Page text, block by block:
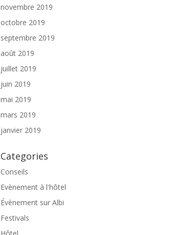
novembre 2019
octobre 2019
septembre 2019
août 2019
juillet 2019
juin 2019
mai 2019
mars 2019
janvier 2019
Categories
Conseils
Evènement à l'hôtel
Évènement sur Albi
Festivals